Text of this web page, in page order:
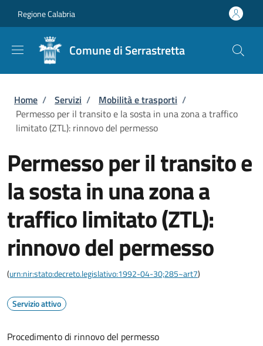
Regione Calabria
Comune di Serrastretta
Briciole di pane
Home / Servizi / Mobilità e trasporti /
Permesso per il transito e la sosta in una zona a traffico
limitato (ZTL): rinnovo del permesso
Permesso per il transito e
la sosta in una zona a
traffico limitato (ZTL):
rinnovo del permesso
(urn:nir:stato:decreto.legislativo:1992-04-30;285~art7)
Servizio attivo
Procedimento di rinnovo del permesso